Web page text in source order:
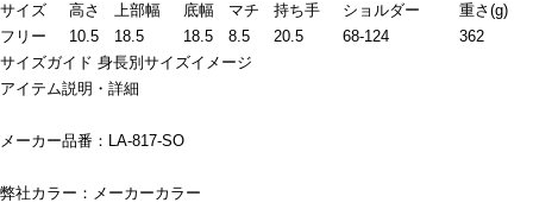
サイズ
高さ 上部幅 底幅 マチ 持ち手 ショルダー
重さ(g)
フリー
10.5 18.5 18.5 8.5 20.5 68-124
362
サイズガイド 身長別サイズイメージ
アイテム説明・詳細
メーカー品番：LA-817-SO
弊社カラー：メーカーカラー